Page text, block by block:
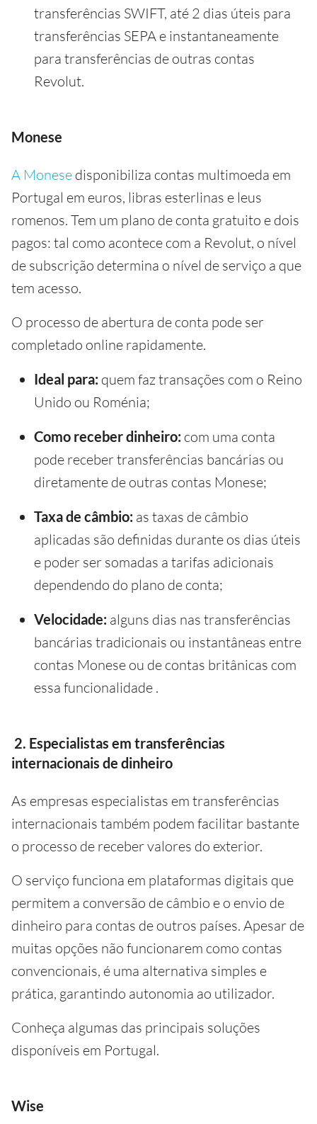
transferências SWIFT, até 2 dias úteis para
transferências SEPA e instantaneamente
para transferências de outras contas
Revolut.
Monese
A Monese disponibiliza contas multimoeda em
Portugal em euros, libras esterlinas e leus
romenos. Tem um plano de conta gratuito e dois
pagos: tal como acontece com a Revolut, o nível
de subscrição determina o nível de serviço a que
tem acesso.
O processo de abertura de conta pode ser
completado online rapidamente.
Ideal para: quem faz transações com o Reino
Unido ou Roménia;
Como receber dinheiro: com uma conta
pode receber transferências bancárias ou
diretamente de outras contas Monese;
Taxa de câmbio: as taxas de câmbio
aplicadas são definidas durante os dias úteis
e poder ser somadas a tarifas adicionais
dependendo do plano de conta;
Velocidade: alguns dias nas transferências
bancárias tradicionais ou instantâneas entre
contas Monese ou de contas britânicas com
essa funcionalidade .
2. Especialistas em transferências
internacionais de dinheiro
As empresas especialistas em transferências
internacionais também podem facilitar bastante
o processo de receber valores do exterior.
O serviço funciona em plataformas digitais que
permitem a conversão de câmbio e o envio de
dinheiro para contas de outros países. Apesar de
muitas opções não funcionarem como contas
convencionais, é uma alternativa simples e
prática, garantindo autonomia ao utilizador.
Conheça algumas das principais soluções
disponíveis em Portugal.
Wise